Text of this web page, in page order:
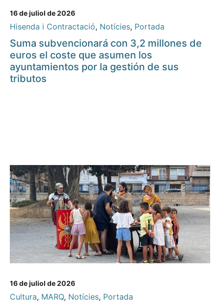
16 de juliol de 2026
Hisenda i Contractació, Notícies, Portada
Suma subvencionará con 3,2 millones de
euros el coste que asumen los
ayuntamientos por la gestión de sus
tributos
16 de juliol de 2026
Cultura, MARQ, Notícies, Portada